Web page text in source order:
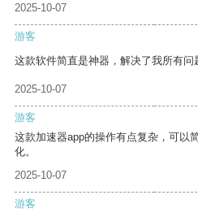
2025-10-07
游客
这款软件简直是神器，解决了我所有问
2025-10-07
游客
这款加速器app的操作有点复杂，可以
化。
2025-10-07
游客